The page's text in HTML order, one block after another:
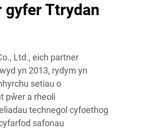
gyfer Ttrydan
Ltd., eich partner
yn 2013, rydym yn
setiau o
pŵer a rheoli
technegol cyfoethog
safonau